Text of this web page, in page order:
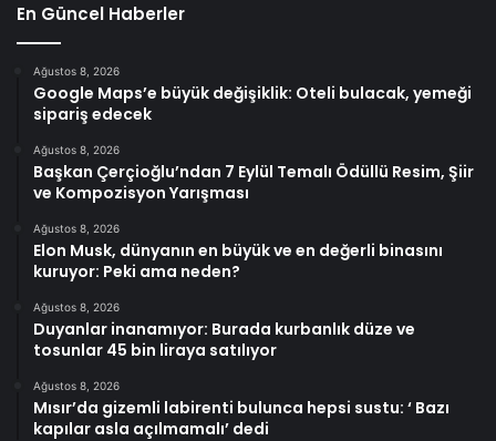
En Güncel Haberler
Ağustos 8, 2026
Google Maps’e büyük değişiklik: Oteli bulacak, yemeği
sipariş edecek
Ağustos 8, 2026
Başkan Çerçioğlu’ndan 7 Eylül Temalı Ödüllü Resim, Şiir
ve Kompozisyon Yarışması
Ağustos 8, 2026
Elon Musk, dünyanın en büyük ve en değerli binasını
kuruyor: Peki ama neden?
Ağustos 8, 2026
Duyanlar inanamıyor: Burada kurbanlık düze ve
tosunlar 45 bin liraya satılıyor
Ağustos 8, 2026
Mısır’da gizemli labirenti bulunca hepsi sustu: ‘ Bazı
kapılar asla açılmamalı’ dedi